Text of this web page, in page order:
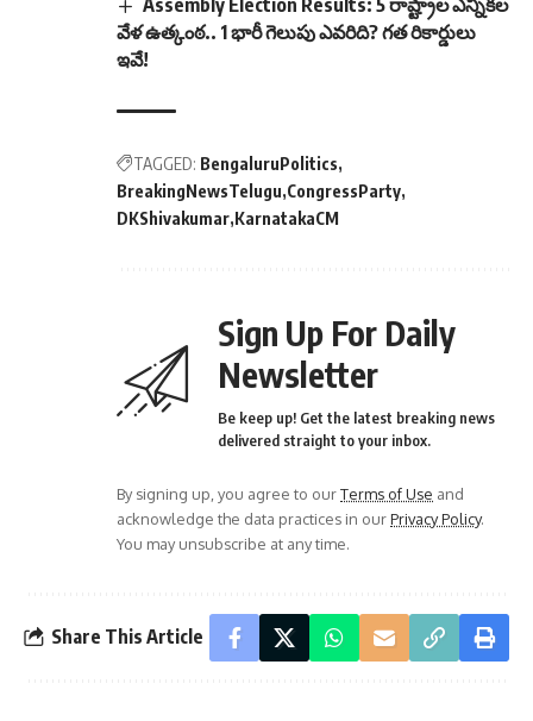
వేళ ఉత్కంఠ.. 1 భారీ గెలుపు ఎవరిది? గత రికార్డులు
ఇవే!
TAGGED: BengaluruPolitics
BreakingNewsTelugu CongressParty
DKShivakumar KarnatakaCM
Sign Up For Daily
Newsletter
Be keep up! Get the latest breaking news
delivered straight to your inbox.
By signing up, you agree to ourTerms of Use and
acknowledge the data practices in ourPrivacy Policy.
You may unsubscribe at any time.
Share This Article